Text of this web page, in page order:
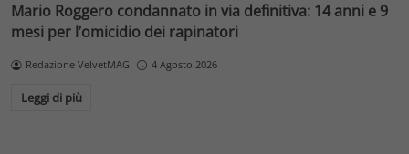
Mario Roggero condannato in via definitiva: 14 anni e 9
mesi per l’omicidio dei rapinatori
Redazione VelvetMAG 4 Agosto 2026
Leggi di più